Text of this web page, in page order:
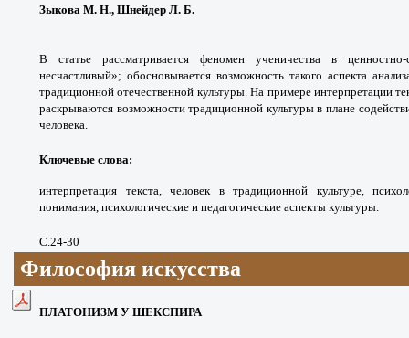
Зыкова М. Н., Шнейдер Л. Б.
В статье рассматривается феномен ученичества в
несчастливый»; обосновывается возможность такого аспекта
традиционной отечественной культуры. На примере интерпретации
раскрываются возможности традиционной культуры в плане
человека.
Ключевые слова:
интерпретация текста, человек в традиционной культуре,
понимания, психологические и педагогические аспекты культуры.
С.24-30
Философия искусства
ПЛАТОНИЗМ У ШЕКСПИРА